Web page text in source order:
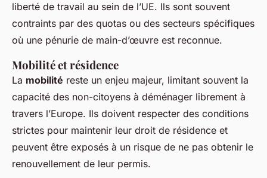
liberté de travail au sein de l’UE. Ils sont souvent
contraints par des quotas ou des secteurs spécifiques
où une pénurie de main-d’œuvre est reconnue.
Mobilité et résidence
La mobilité reste un enjeu majeur, limitant souvent la
capacité des non-citoyens à déménager librement à
travers l’Europe. Ils doivent respecter des conditions
strictes pour maintenir leur droit de résidence et
peuvent être exposés à un risque de ne pas obtenir le
renouvellement de leur permis.